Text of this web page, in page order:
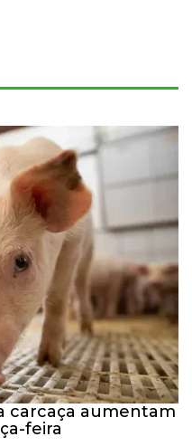
carcaça aumentam
feira